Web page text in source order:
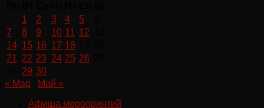
1
2 3 4 5
7
8 9 10 11 12
14 15 16 17 18
21 22 23 24 25 26
29 30
« Мар
Май »
Афиша мероприятий